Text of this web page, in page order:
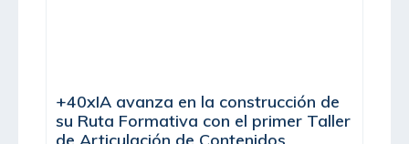
+40xIA avanza en la construcción de
su Ruta Formativa con el primer Taller